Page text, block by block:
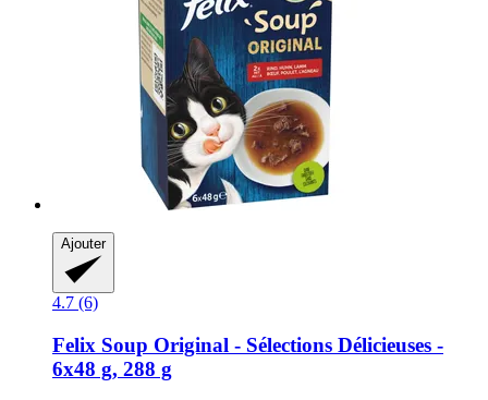
Ajouter
4.7 (6)
Felix Soup Original -​ Sélections Délicieuses -​
6x48 g, 288 g